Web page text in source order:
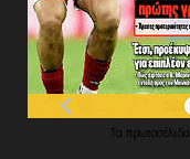
Τα πρωτοσέλιδα